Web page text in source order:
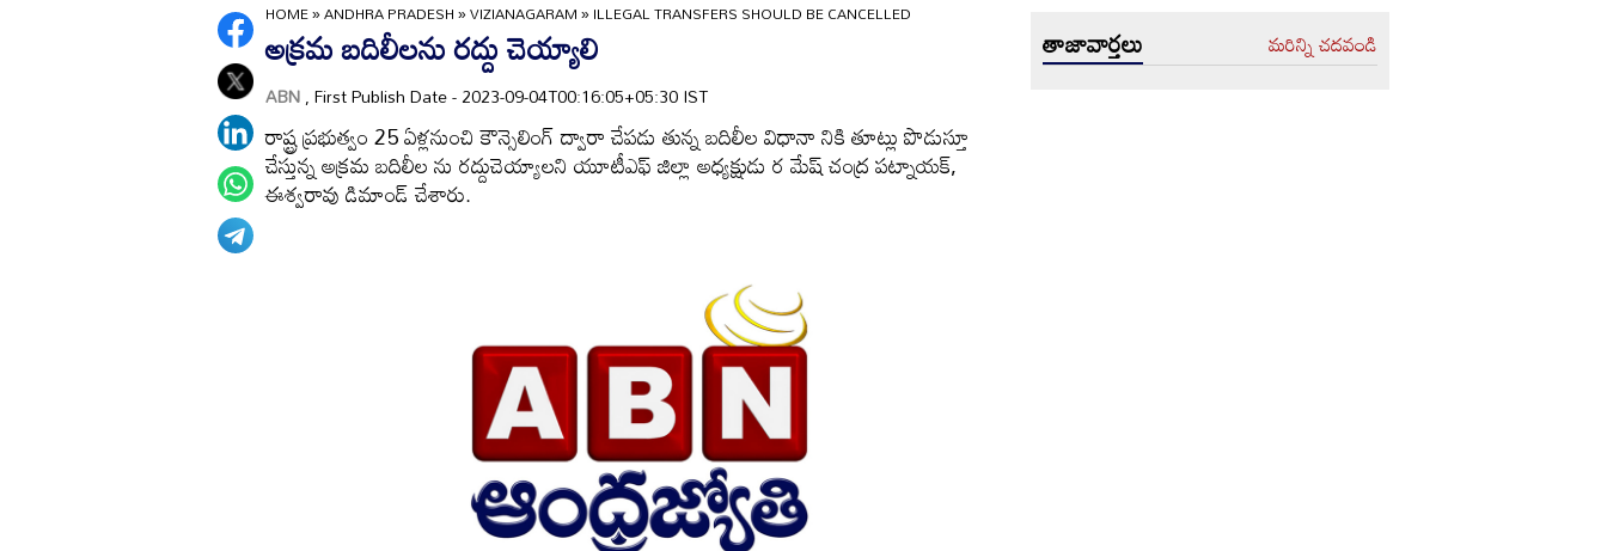
HOME»ANDHRA PRADESH»VIZIANAGARAM»ILLEGAL TRANSFERS SHOULD BE CANCELLED
అక్రమ బదిలీలను రద్దు చెయ్యాలి
ABN, First Publish Date - 2023-09-04T00:16:05+05:30 IST
రాష్ట్ర ప్రభుత్వం 25 ఏళ్లనుంచి కౌన్సెలింగ్‌ ద్వారా చేపడు తున్న బదిలీల విధానా నికి తూట్లు పొడుస్తూ
చేస్తున్న అక్రమ బదిలీల ను రద్దుచెయ్యాలని యూటీఎఫ్‌ జిల్లా అధ్యక్షుడు ర మేష్‌ చంద్ర పట్నాయక్‌,
ఈశ్వరావు డిమాండ్‌ చేశారు.
తాజావార్తలు మరిన్ని చదవండి